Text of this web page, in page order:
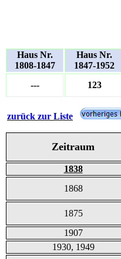
Haus Nr.
1808-1847
Haus Nr.
1847-1952
---
123
zurück zur Liste
Zeitraum
1838
1868
1875
1907
1930, 1949